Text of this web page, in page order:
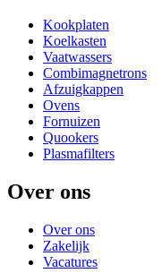
Kookplaten
Koelkasten
Vaatwassers
Combimagnetrons
Afzuigkappen
Ovens
Fornuizen
Quookers
Plasmafilters
Over ons
Over ons
Zakelijk
Vacatures